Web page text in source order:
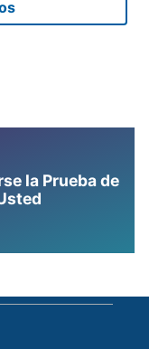
la Prueba de